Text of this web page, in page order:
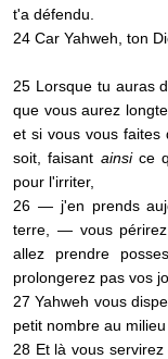
t'a défendu.
24 Car Yahweh, ton
25 Lorsque tu auras
que vous aurez
et si vous vous faites
soit, faisant ainsice
pour l'irriter,
26 — j'en prends
terre, — vous
allez prendre
prolongerez pas vos
27 Yahweh vous
petit nombre au
28 Et là vous